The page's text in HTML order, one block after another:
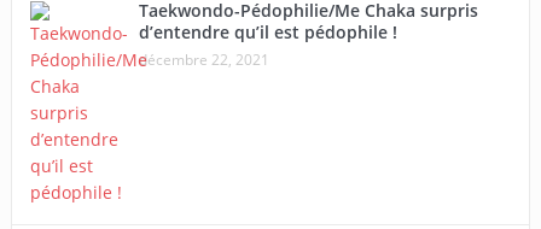
Taekwondo-Pédophilie/Me Chaka surpris
d’entendre qu’il est pédophile !
décembre 22, 2021